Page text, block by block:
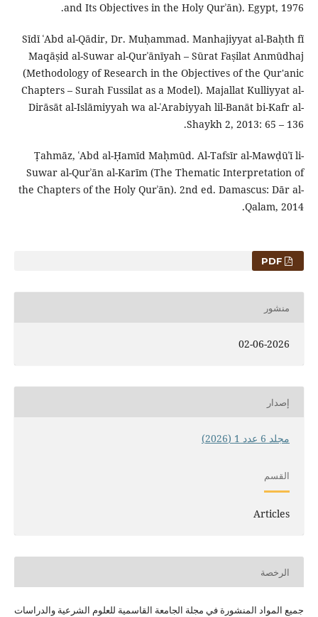
and Its Objectives in the Holy Qurʾān). Egypt, 1976.
Sīdī ʿAbd al-Qādir, Dr. Muḥammad. Manhajiyyat al-Baḥth fī
Maqāṣid al-Suwar al-Qurʾānīyah – Sūrat Faṣilat Anmūdhaj
(Methodology of Research in the Objectives of the Qur'anic
Chapters – Surah Fussilat as a Model). Majallat Kulliyyat al-
Dirāsāt al-Islāmiyyah wa al-ʿArabiyyah lil-Banāt bi-Kafr al-
Shaykh 2, 2013: 65 – 136.
Ṭahmāz, ʿAbd al-Ḥamīd Maḥmūd. Al-Tafsīr al-Mawḍūʿī li-
Suwar al-Qurʾān al-Karīm (The Thematic Interpretation of
the Chapters of the Holy Qurʾān). 2nd ed. Damascus: Dār al-
Qalam, 2014.
PDF
منشور
02-06-2026
إصدار
مجلد 6 عدد 1 (2026)
القسم
Articles
الرخصة
جميع المواد المنشورة في مجلة الجامعة القاسمية للعلوم الشرعية والدراسات